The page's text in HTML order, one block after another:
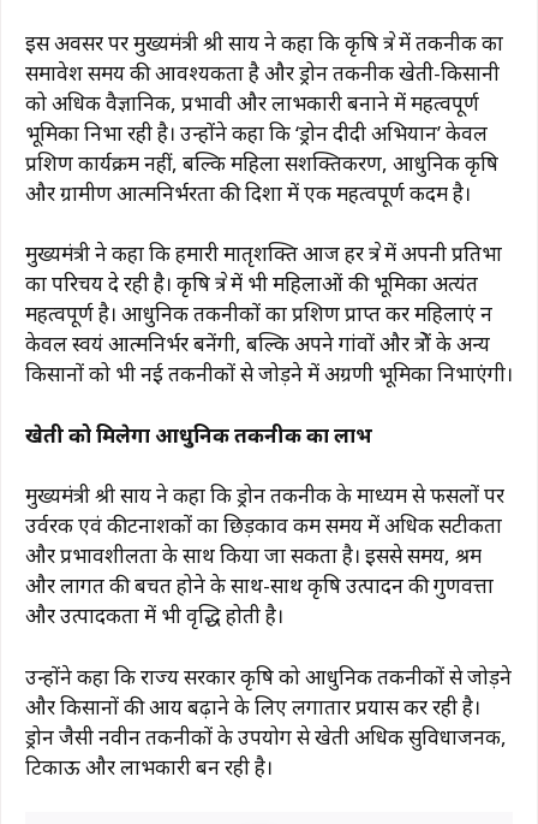
इस अवसर पर मुख्यमंत्री श्री साय ने कहा कि कृषि क्षेत्र में तकनीक का
समावेश समय की आवश्यकता है और ड्रोन तकनीक खेती-किसानी
को अधिक वैज्ञानिक, प्रभावी और लाभकारी बनाने में महत्वपूर्ण
भूमिका निभा रही है। उन्होंने कहा कि ‘ड्रोन दीदी अभियान’ केवल
प्रशिक्षण कार्यक्रम नहीं, बल्कि महिला सशक्तिकरण, आधुनिक कृषि
और ग्रामीण आत्मनिर्भरता की दिशा में एक महत्वपूर्ण कदम है।
मुख्यमंत्री ने कहा कि हमारी मातृशक्ति आज हर क्षेत्र में अपनी प्रतिभा
का परिचय दे रही है। कृषि क्षेत्र में भी महिलाओं की भूमिका अत्यंत
महत्वपूर्ण है। आधुनिक तकनीकों का प्रशिक्षण प्राप्त कर महिलाएं न
केवल स्वयं आत्मनिर्भर बनेंगी, बल्कि अपने गांवों और क्षेत्रों के अन्य
किसानों को भी नई तकनीकों से जोड़ने में अग्रणी भूमिका निभाएंगी।
खेती को मिलेगा आधुनिक तकनीक का लाभ
मुख्यमंत्री श्री साय ने कहा कि ड्रोन तकनीक के माध्यम से फसलों पर
उर्वरक एवं कीटनाशकों का छिड़काव कम समय में अधिक सटीकता
और प्रभावशीलता के साथ किया जा सकता है। इससे समय, श्रम
और लागत की बचत होने के साथ-साथ कृषि उत्पादन की गुणवत्ता
और उत्पादकता में भी वृद्धि होती है।
उन्होंने कहा कि राज्य सरकार कृषि को आधुनिक तकनीकों से जोड़ने
और किसानों की आय बढ़ाने के लिए लगातार प्रयास कर रही है।
ड्रोन जैसी नवीन तकनीकों के उपयोग से खेती अधिक सुविधाजनक,
टिकाऊ और लाभकारी बन रही है।